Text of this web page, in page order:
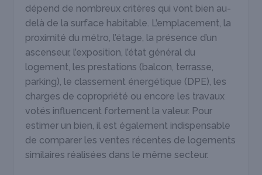
dépend de nombreux critères qui vont bien au-
delà de la surface habitable. L’emplacement, la
proximité du métro, l’étage, la présence d’un
ascenseur, l’exposition, l’état général du
logement, les prestations (balcon, terrasse,
parking), le classement énergétique (DPE), les
charges de copropriété ou encore les travaux
votés influencent fortement la valeur. Pour
estimer un bien, il est également indispensable
de comparer les ventes récentes de logements
similaires réalisées dans le même secteur.